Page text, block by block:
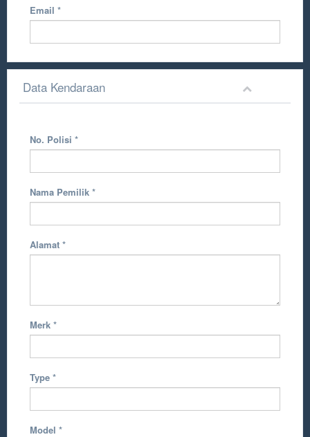
Email *
Data Kendaraan
No. Polisi *
Nama Pemilik *
Alamat *
Merk *
Type *
Model *